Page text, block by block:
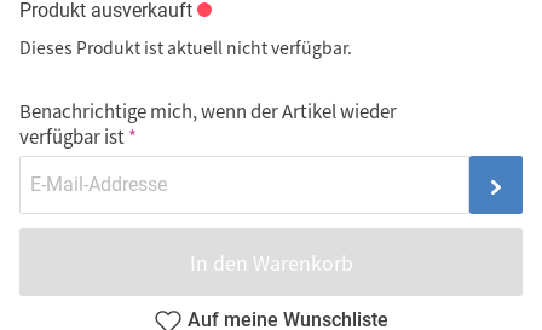
Produkt ausverkauft
Dieses Produkt ist aktuell nicht verfügbar.
Benachrichtige mich, wenn der Artikel wieder
verfügbar ist
In den Warenkorb
Auf meine Wunschliste